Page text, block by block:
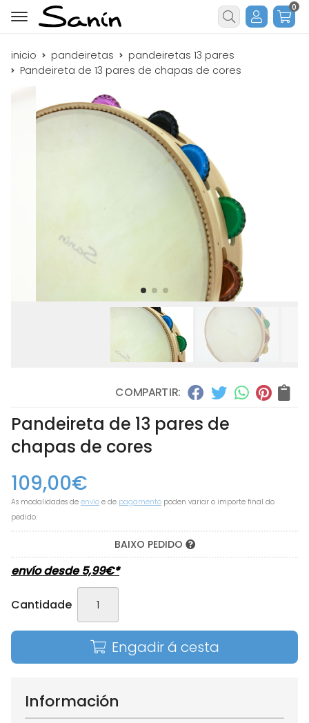
Buscar
0
inicio pandeiretas
pandeiretas 13 pares
Pandeireta de 13 pares de chapas de cores
COMPARTIR:
Pandeireta de 13 pares de
chapas de cores
109,00€
As modalidades de envío e de pagamento poden variar o importe final do
pedido.
BAIXO PEDIDO
envío desde5,99€*
Cantidade
Engadir á cesta
Información